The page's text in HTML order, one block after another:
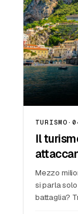
TURISMO ·
Il
Mezzo
si parla
battaglia?